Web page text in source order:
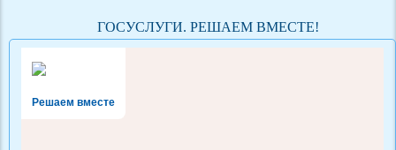
ГОСУСЛУГИ. РЕШАЕМ ВМЕСТЕ!
Решаем вместе